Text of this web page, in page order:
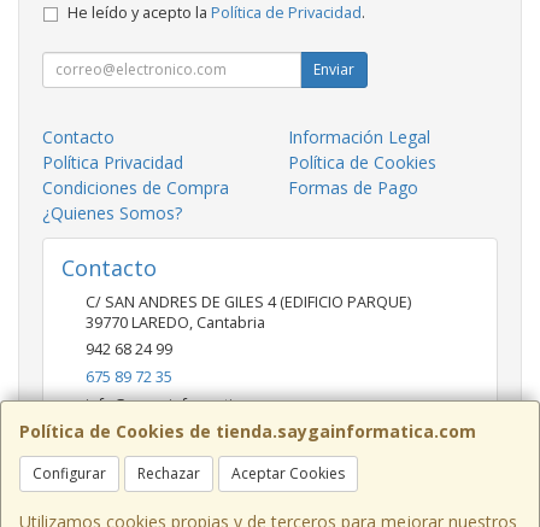
Política de Cookies de tienda.saygainformatica.com
Configurar Rechazar Aceptar Cookies
Utilizamos cookies propias y de terceros para mejorar nuestros
He leído y acepto la Política de Privacidad.
Enviar
Contacto
Información Legal
Política Privacidad
Política de Cookies
Condiciones de Compra
Formas de Pago
¿Quienes Somos?
Contacto
C/ SAN ANDRES DE GILES 4 (EDIFICIO PARQUE)
39770LAREDO, Cantabria
942 68 24 99
675 89 72 35
info@saygainformatica.com
Horario
10-14 / 19:00-20:30